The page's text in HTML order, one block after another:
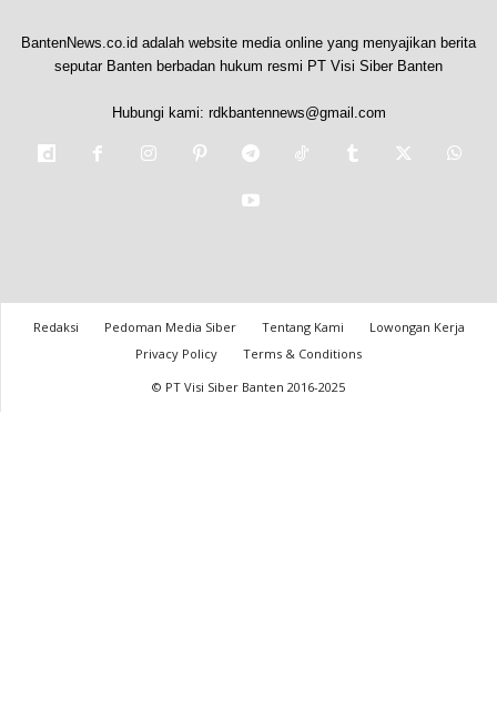
BantenNews.co.id adalah website media online yang menyajikan berita
seputar Banten berbadan hukum resmi PT Visi Siber Banten
Hubungi kami: rdkbantennews@gmail.com
Redaksi Pedoman Media Siber Tentang Kami
Lowongan Kerja
Privacy Policy
Terms & Conditions
© PT Visi Siber Banten 2016-2025